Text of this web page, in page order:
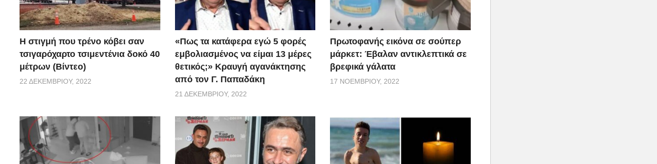
H στιγμή που τρένο κόβει σαν
τσιγαρόχαρτο τσιμεντένια δοκό 40
μέτρων (Βίντεο)
22 ΔΕΚΕΜΒΡΊΟΥ, 2022
«Πως τα κατάφερα εγώ 5 φορές
εμβoλιασμένος να είμαι 13 μέρες
θετικός;» Κραυγή αγανάκτησης
από τον Γ. Παπαδάκη
21 ΔΕΚΕΜΒΡΊΟΥ, 2022
Πρωτοφανής εικόνα σε σούπερ
μάρκετ: Έβαλαν αντικλεπτικά σε
βρεφικά γάλατα
17 ΝΟΕΜΒΡΊΟΥ, 2022